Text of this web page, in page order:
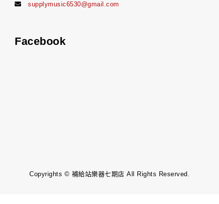
supplymusic6530@gmail.com
Facebook
Copyrights © 補給站樂器七期店 All Rights Reserved.